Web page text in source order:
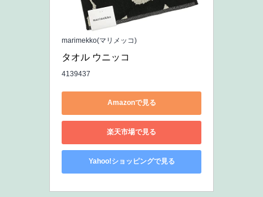
marimekko(マリメッコ)
タオル ウニッコ
4139437
Amazonで見る
楽天市場で見る
Yahoo!ショッピングで見る